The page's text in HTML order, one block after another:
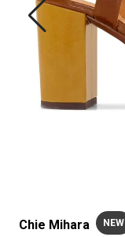
Chie Mihara NEW